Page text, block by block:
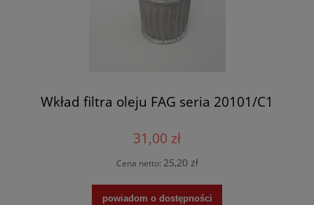
Wkład filtra oleju FAG seria 20101/C1
31,00 zł
Cena netto: 25,20 zł
powiadom o dostępności